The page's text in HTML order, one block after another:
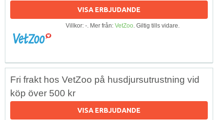
VISA ERBJUDANDE
Villkor: -. Mer från: VetZoo. Giltig tills vidare.
Fri frakt hos VetZoo på husdjursutrustning vid
köp över 500 kr
VISA ERBJUDANDE